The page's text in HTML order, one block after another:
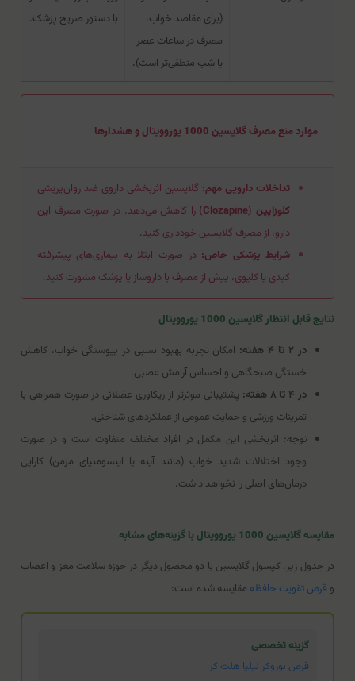
(برای مقاصد خواب،
مصرف در ساعات عصر
یا شب منطقی‌تر است).
با دستور صریح پزشک.
موارد منع مصرف گلایسین 1000 یوروویتال و هشدارها
تداخلات دارویی مهم: گلایسین اثربخشی داروی ضد روان‌پریشی
کلوزاپین (Clozapine)
را کاهش می‌دهد. در صورت مصرف این
دارو، از مصرف گلایسین خودداری کنید.
شرایط پزشکی خاص: در صورت ابتلا به بیماری‌های پیشرفته
کبدی یا کلیوی، پیش از مصرف با داروساز یا پزشک مشورت کنید.
نتایج قابل انتظار گلایسین 1000 یوروویتال
در ۲ تا ۴ هفته:
امکان تجربه بهبود نسبی در پیوستگی خواب، کاهش
خستگی صبحگاهی و احساس آرامش عصبی.
در ۴ تا ۸ هفته:
پشتیبانی موثرتر از ریکاوری عضلانی در صورت همراهی با
تمرینات ورزشی و حمایت عمومی از عملکردهای شناختی.
توجه: اثربخشی این مکمل در افراد مختلف متفاوت است و در صورت
وجود اختلالات شدید خواب (مانند آپنه یا اینسومنیای مزمن) کارایی
درمان‌های اصلی را نخواهد داشت.
مقایسه گلایسین 1000 یوروویتال با گزینه‌های مشابه
در جدول زیر، کپسول گلایسین با دو محصول دیگر در حوزه سلامت مغز و اعصاب
و قرص تقویت حافظه مقایسه شده است:
گزینه تخصصی
قرص نوروکر لیلیا هلث کر